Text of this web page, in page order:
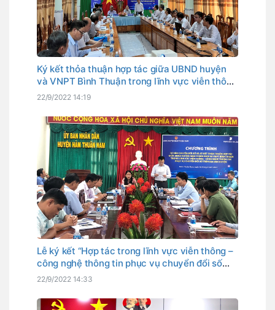
Ký kết thỏa thuận hợp tác giữa UBND huyện
và VNPT Bình Thuận trong lĩnh vực viễn thông
– công nghệ thông tin phục vụ cho chuyển đổi
22/9/2022 14:19
Lễ ký kết “Hợp tác trong lĩnh vực viễn thông –
công nghệ thông tin phục vụ chuyển đổi số
giữa UBND Huyện Hàm Thuận Nam và VNPT
22/9/2022 14:33